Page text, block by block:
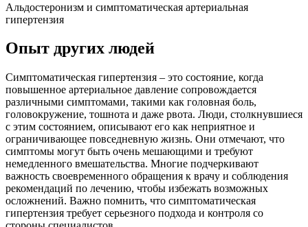
Альдостеронизм и симптоматическая артериальная
гипертензия
Опыт других людей
Симптоматическая гипертензия – это состояние, когда
повышенное артериальное давление сопровождается
различными симптомами, такими как головная боль,
головокружение, тошнота и даже рвота. Люди, столкнувшиеся
с этим состоянием, описывают его как неприятное и
ограничивающее повседневную жизнь. Они отмечают, что
симптомы могут быть очень мешающими и требуют
немедленного вмешательства. Многие подчеркивают
важность своевременного обращения к врачу и соблюдения
рекомендаций по лечению, чтобы избежать возможных
осложнений. Важно помнить, что симптоматическая
гипертензия требует серьезного подхода и контроля со